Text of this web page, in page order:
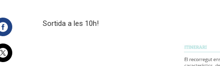
Facebook
Sortida a les 10h!